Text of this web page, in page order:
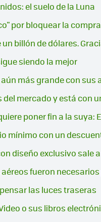
el suelo de la Luna
por bloquear la
billón de dólares.
siendo la mejor
más grande con sus
mercado y está con
poner fin a la suya:
mínimo con un
diseño exclusivo sale
fueron
las luces traseras
o sus libros